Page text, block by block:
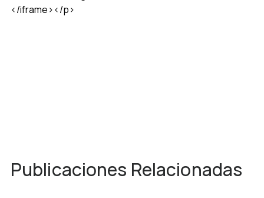
</iframe></p>
Publicaciones Relacionadas